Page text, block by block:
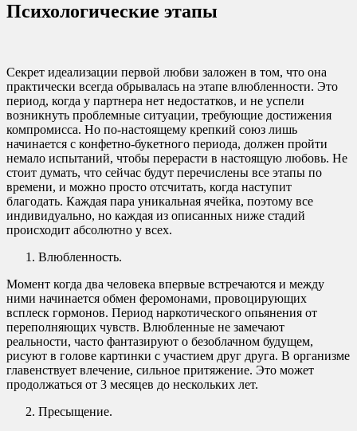
Психологические этапы
Секрет идеализации первой любви заложен в том, что она
практически всегда обрывалась на этапе влюбленности. Это
период, когда у партнера нет недостатков, и не успели
возникнуть проблемные ситуации, требующие достижения
компромисса. Но по-настоящему крепкий союз лишь
начинается с конфетно-букетного периода, должен пройти
немало испытаний, чтобы перерасти в настоящую любовь. Не
стоит думать, что сейчас будут перечислены все этапы по
времени, и можно просто отсчитать, когда наступит
благодать. Каждая пара уникальная ячейка, поэтому все
индивидуально, но каждая из описанных ниже стадий
происходит абсолютно у всех.
Влюбленность.
Момент когда два человека впервые встречаются и между
ними начинается обмен феромонами, провоцирующих
всплеск гормонов. Период наркотического опьянения от
переполняющих чувств. Влюбленные не замечают
реальности, часто фантазируют о безоблачном будущем,
рисуют в голове картинки с участием друг друга. В организме
главенствует влечение, сильное притяжение. Это может
продолжаться от 3 месяцев до нескольких лет.
Пресыщение.